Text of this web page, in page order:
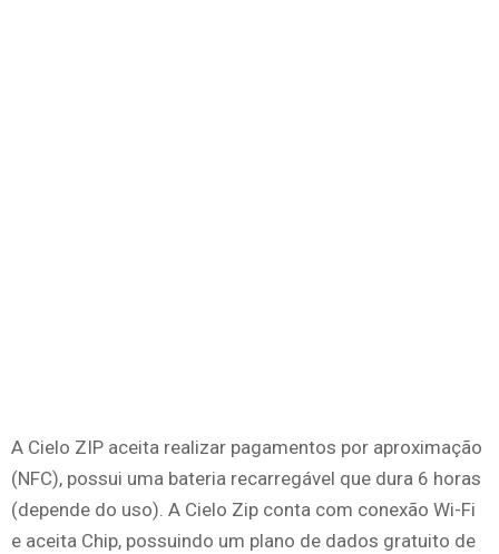
A Cielo ZIP aceita realizar pagamentos por aproximação
(NFC), possui uma bateria recarregável que dura 6 horas
(depende do uso). A Cielo Zip conta com conexão Wi-Fi
e aceita Chip, possuindo um plano de dados gratuito de